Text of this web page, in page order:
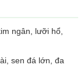
ngân, lưỡi hổ,
sen đá lớn, đa